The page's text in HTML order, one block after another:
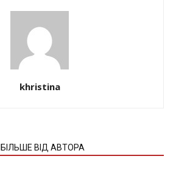
khristina
БІЛЬШЕ ВІД АВТОРА